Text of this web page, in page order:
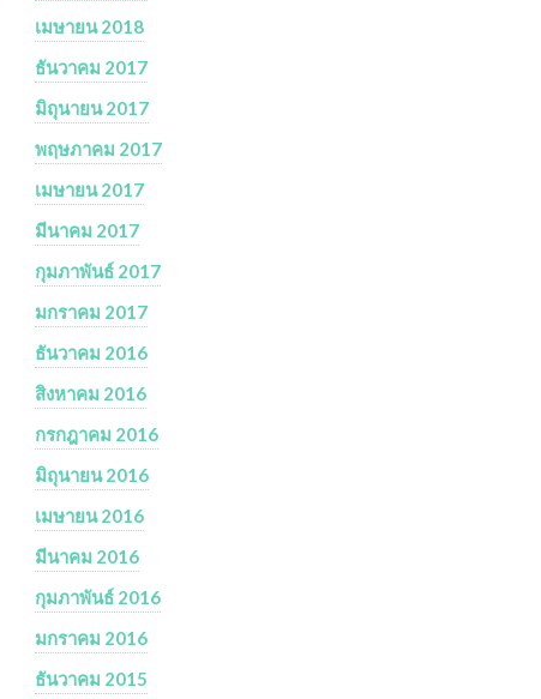
เมษายน 2018
ธันวาคม 2017
มิถุนายน 2017
พฤษภาคม 2017
เมษายน 2017
มีนาคม 2017
กุมภาพันธ์ 2017
มกราคม 2017
ธันวาคม 2016
สิงหาคม 2016
กรกฎาคม 2016
มิถุนายน 2016
เมษายน 2016
มีนาคม 2016
กุมภาพันธ์ 2016
มกราคม 2016
ธันวาคม 2015